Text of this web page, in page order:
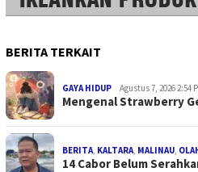
BERITA TERKAIT
GAYA HIDUP Agustus 7, 2026 2:54
Mengenal Strawberry
BERITA, KALTARA, MALINAU,
14 Cabor Belum